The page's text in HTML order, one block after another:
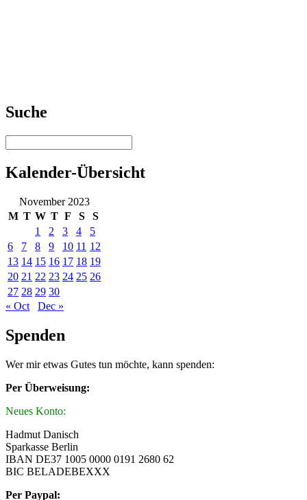
Suche
Kalender-Übersicht
November 2023
M T W T F S
S
1
2 3 4
5
6
7 8 9 10 11 12
13 14 15 16 17 18 19
20 21 22 23 24 25 26
27 28 29 30
« Oct
Dec »
Spenden
Wer mir etwas Gutes tun möchte, kann spenden:
Per Überweisung:
Neues Konto:
Hadmut Danisch
Sparkasse Berlin
IBAN DE37 1005 0000 0191 2680 62
BIC BELADEBEXXX
Per Paypal: